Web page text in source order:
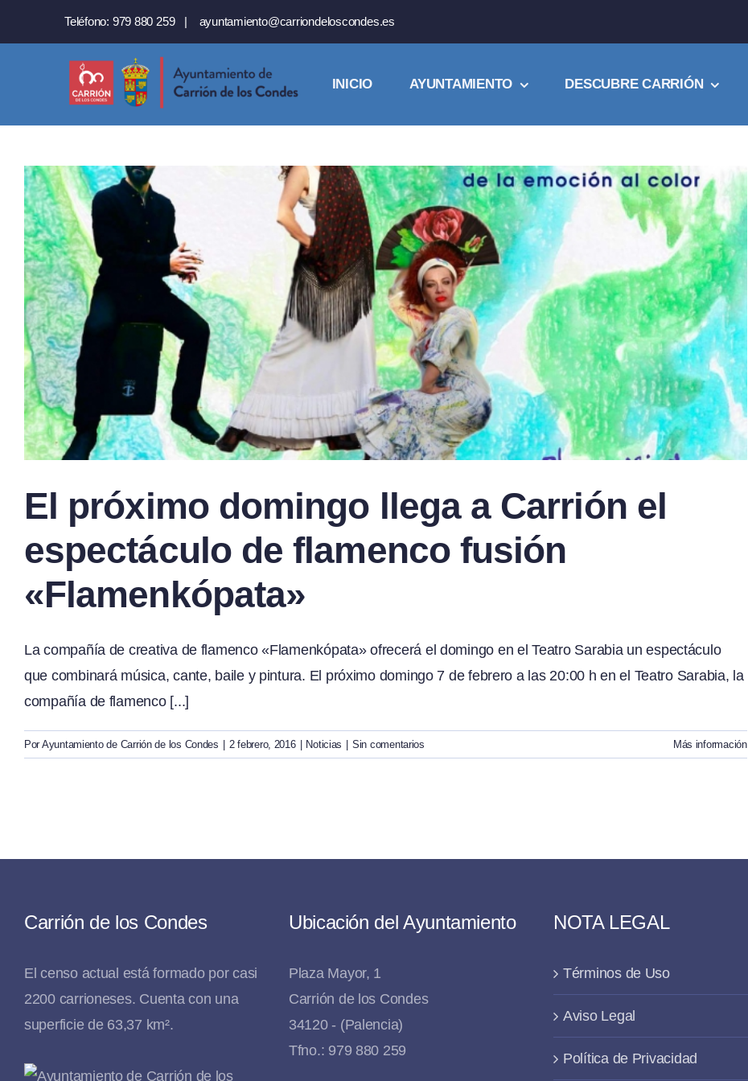
Teléfono: 979 880 259 | ayuntamiento@carriondeloscondes.es
INICIO AYUNTAMIENTO DESCUBRE CARRIÓN
El próximo domingo llega a Carrión el
espectáculo de flamenco fusión
«Flamenkópata»
La compañía de creativa de flamenco «Flamenkópata» ofrecerá el domingo en el Teatro Sarabia un espectáculo
que combinará música, cante, baile y pintura. El próximo domingo 7 de febrero a las 20:00 h en el Teatro Sarabia, la
compañía de flamenco [...]
Por Ayuntamiento de Carrión de los Condes 2 febrero, 2016 Noticias Sin comentarios Más información
Carrión de los Condes
El censo actual está formado por casi
2200 carrioneses. Cuenta con una
superficie de 63,37 km².
Ubicación del Ayuntamiento
Plaza Mayor, 1
Carrión de los Condes
34120 - (Palencia)
Tfno.: 979 880 259
NOTA LEGAL
Términos de Uso
Aviso Legal
Política de Privacidad